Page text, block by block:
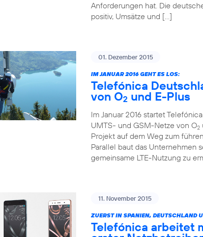
Anforderungen hat. Die
positiv, Umsätze und […]
01. Dezember 2015
IM JANUAR 2016 GEHT ES LOS:
Telefónica
von O2 und E-Plus
Im Januar 2016 startet
UMTS- und GSM-Netze von O2
Projekt auf dem Weg zum
Parallel baut das Unternehmen
gemeinsame LTE-Nutzung zu
11. November 2015
ZUERST IN SPANIEN, DEUTSCHLAND
Telefónica arbeitet